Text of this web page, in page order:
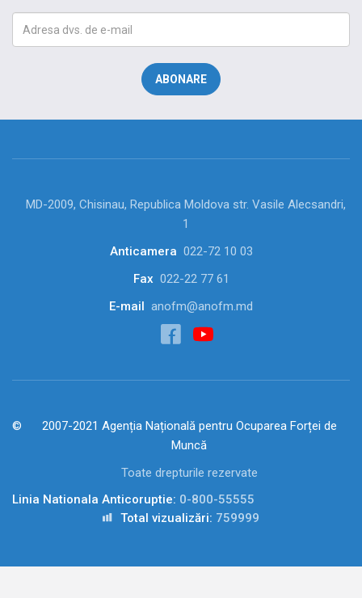
MD-2009, Chisinau, Republica Moldova str. Vasile Alecsandri,
1
Anticamera 022-72 10 03
Fax 022-22 77 61
E-mail
anofm@anofm.md
2007-2021 Agenția Națională pentru Ocuparea Forței de
Muncă
Toate drepturile rezervate
Linia Nationala Anticoruptie: 0-800-55555
Total vizualizări: 759999